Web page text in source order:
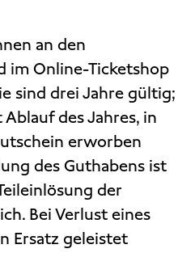
an den
im Online-Ticketshop
sind drei Jahre gültig;
des Jahres, in
erworben
des Guthabens ist
der
Bei Verlust eines
Ersatz geleistet